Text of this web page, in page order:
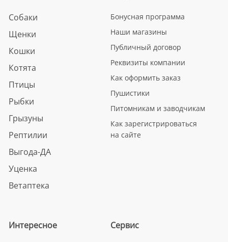
Собаки
Щенки
Кошки
Котята
Птицы
Рыбки
Грызуны
Рептилии
Выгода-ДА
Уценка
Ветаптека
Бонусная программа
Наши магазины
Публичный договор
Реквизиты компании
Как оформить заказ
Пушистики
Питомникам и заводчикам
Как зарегистрироваться
на сайте
Интересное Сервис